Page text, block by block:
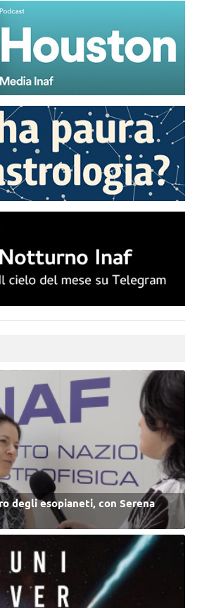
degli esopianeti, con Serena